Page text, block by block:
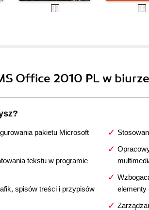
Office 2010 PL w
pakietu Microsoft
tekstu w programie
spisów treści i przypisów
elementy